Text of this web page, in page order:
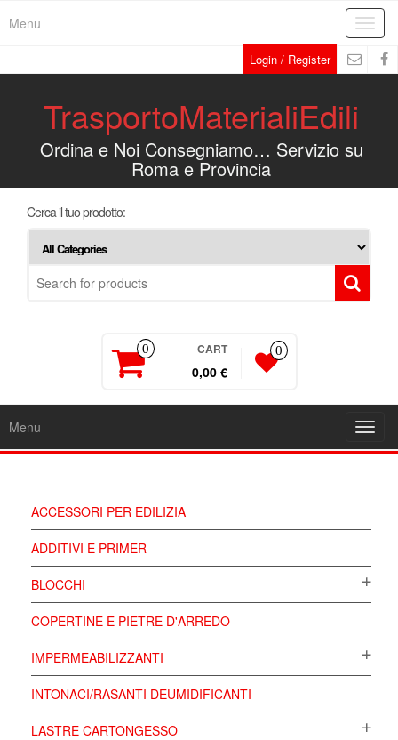
Menu
Login / Register
TrasportoMaterialiEdili
Ordina e Noi Consegniamo… Servizio su
Roma e Provincia
Cerca il tuo prodotto:
0 CART
0,00 €
0
Menu
ACCESSORI PER EDILIZIA
ADDITIVI E PRIMER
BLOCCHI
COPERTINE E PIETRE D'ARREDO
IMPERMEABILIZZANTI
INTONACI/RASANTI DEUMIDIFICANTI
LASTRE CARTONGESSO